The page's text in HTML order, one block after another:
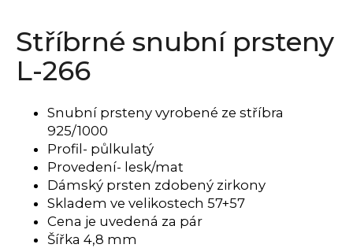
Stříbrné snubní prsteny
L-266
Snubní prsteny vyrobené ze stříbra
925/1000
Profil- půlkulatý
Provedení- lesk/mat
Dámský prsten zdobený zirkony
Skladem ve velikostech 57+57
Cena je uvedená za pár
Šířka 4,8 mm
j
í
t
HLEDAT